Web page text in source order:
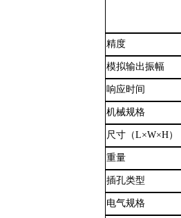
精度
模拟输出振幅
响应时间
机械规格
尺寸 （L×W×H）
重量
插孔类型
电气规格